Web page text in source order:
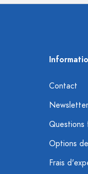
Contact
Newsletter
Options
Frais